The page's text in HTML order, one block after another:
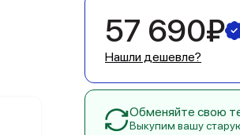
57 690₽
Нашли дешевле?
Обменяйте свою
Выкупим вашу